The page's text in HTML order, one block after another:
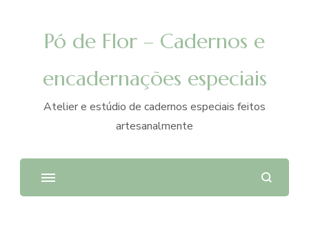
Pó de Flor – Cadernos e
encadernações especiais
Atelier e estúdio de cadernos especiais feitos
artesanalmente